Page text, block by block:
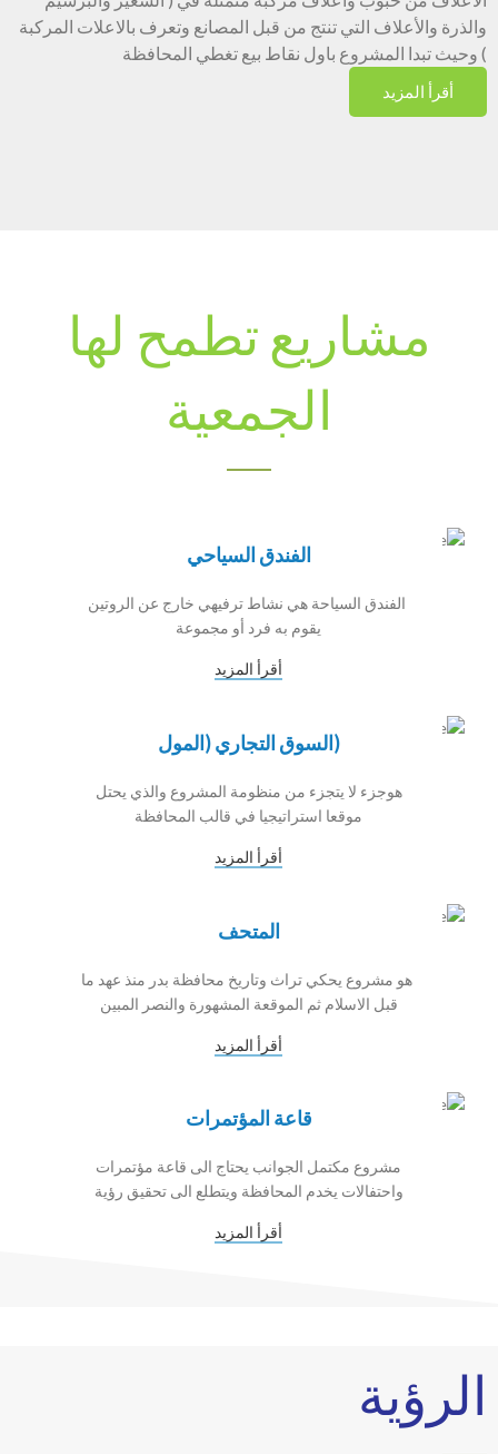
والذرة والأعلاف التي تنتج من قبل المصانع وتعرف بالاعلات المركبة
) وحيث تبدا المشروع باول نقاط بيع تغطي المحافظة
أقرأ المزيد
مشاريع تطمح لها
الجمعية
الفندق السياحي
الفندق السياحة هي نشاط ترفيهي خارج عن الروتين
يقوم به فرد أو مجموعة
أقرأ المزيد
(السوق التجاري (المول
هوجزء لا يتجزء من منظومة المشروع والذي يحتل
موقعا استراتيجيا في قالب المحافظة
أقرأ المزيد
المتحف
هو مشروع يحكي تراث وتاريخ محافظة بدر منذ عهد ما
قبل الاسلام ثم الموقعة المشهورة والنصر المبين
أقرأ المزيد
قاعة المؤتمرات
مشروع مكتمل الجوانب يحتاج الى قاعة مؤتمرات
واحتفالات يخدم المحافظة ويتطلع الى تحقيق رؤية
أقرأ المزيد
الرؤية